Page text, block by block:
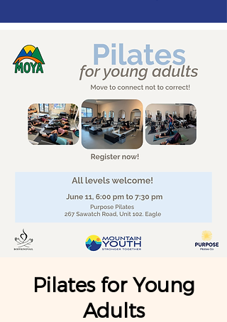
Pilates for Young
Adults